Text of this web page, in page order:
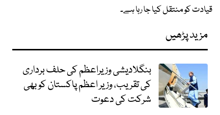
قیادت کو منتقل کیا جا رہا ہے۔
مزید پڑھیں
بنگلادیشی وزیراعظم کی حلف برداری
کی تقریب، وزیر اعظم پاکستان کو بھی
شرکت کی دعوت